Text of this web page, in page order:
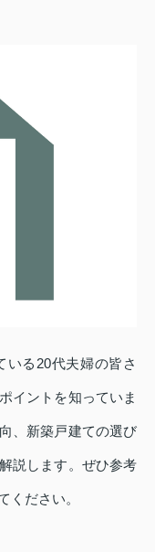
る20代夫婦の皆さ
イントを知っていま
、新築戸建ての選び
説します。ぜひ参考
ください。